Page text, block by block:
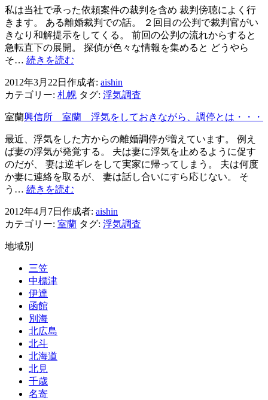
離
婚
裁
判
ば
か
の
人
喚
問
私は当社で承った依頼案件の裁判を含め 裁判傍聴によく行
きます。 ある離婚裁判での話。 ２回目の公判で裁判官がい
きなり和解提示をしてくる。 前回の公判の流れからすると
急転直下の展開。 探偵が色々な情報を集めると どうやら
そ… 続きを読む
所
札
幌
市
東
区
離
婚
～
裁
2012年3月22日 作成者: aishin
カテゴリー: 札幌 タグ: 浮気調査
室蘭興信所 室蘭 浮気をしておきながら、調停とは・・・
最近、浮気をした方からの離婚調停が増えています。 例え
ば妻の浮気が発覚する。 夫は妻に浮気を止めるように促す
のだが、 妻は逆ギレをして実家に帰ってしまう。 夫は何度
か妻に連絡を取るが、 妻は話し合いにすら応じない。 そ
う… 続きを読む
所
室
2012年4月7日 作成者: aishin
カテゴリー: 室蘭 タグ: 浮気調査
地域別
三笠
中標津
伊達
函館
別海
北広島
北斗
北海道
北見
千歳
名寄